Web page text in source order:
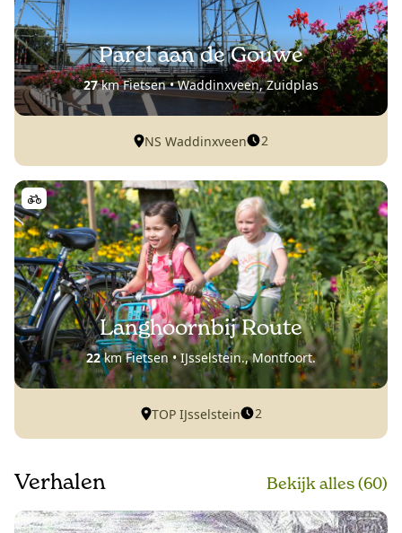
Parel aan de Gouwe
27km Fietsen • Waddinxveen, Zuidplas
NS Waddinxveen 2
Langhoornbij Route
22km Fietsen • IJsselstein., Montfoort.
TOP IJsselstein 2
Verhalen Bekijk alles(60)